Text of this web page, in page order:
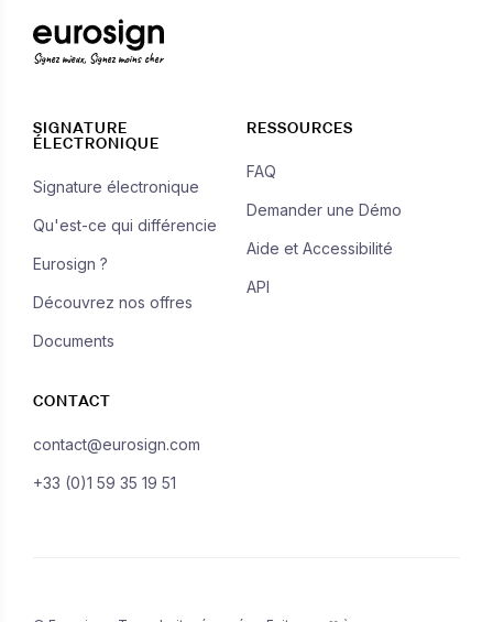
Signez mieux, Signez moins cher
SIGNATURE
ÉLECTRONIQUE
Signature électronique
Qu'est-ce qui différencie
Eurosign ?
Découvrez nos offres
Documents
RESSOURCES
FAQ
Demander une Démo
Aide et Accessibilité
API
CONTACT
contact@eurosign.com
+33 (0)1 59 35 19 51